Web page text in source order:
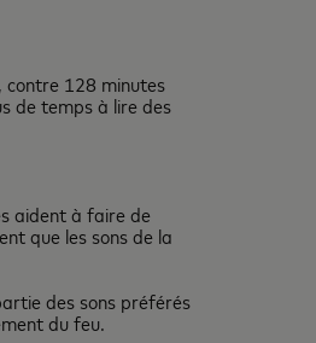
contre 128 minutes
de temps à lire des
aident à faire de
que les sons de la
des sons préférés
du feu.